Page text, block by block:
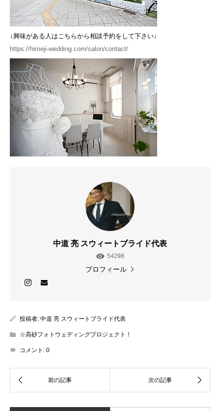
↓興味がある人はこちらから相談予約をして下さい↓
https://himeji-wedding.com/salon/contact/
中道 亮 スウィートブライド代表
54298
プロフィール
投稿者: 中道 亮 スウィートブライド代表
☆高砂フォトウェディングプロジェクト！
コメント: 0